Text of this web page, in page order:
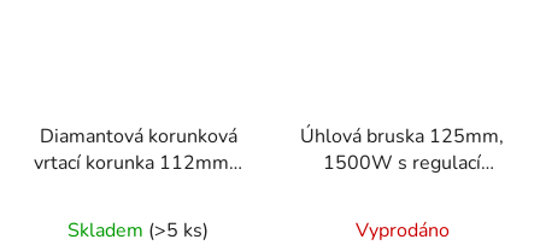
Diamantová korunková
vrtací korunka 112mm x
mokro
Skladem (>5 ks)
Úhlová bruska 125mm,
1500W s regulací
Vyprodáno